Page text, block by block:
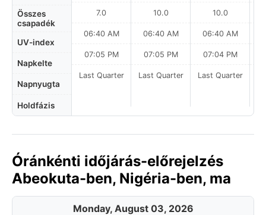
Összes
csapadék
UV-index
Napkelte
Napnyugta
Holdfázis
7.0
06:40 AM
07:05 PM
Last Quarter
10.0
06:40 AM
07:05 PM
Last Quarter
10.0
06:40 AM
07:04 PM
Last Quarter
Óránkénti időjárás-előrejelzés
Abeokuta-ben, Nigéria-ben, ma
Monday, August 03, 2026